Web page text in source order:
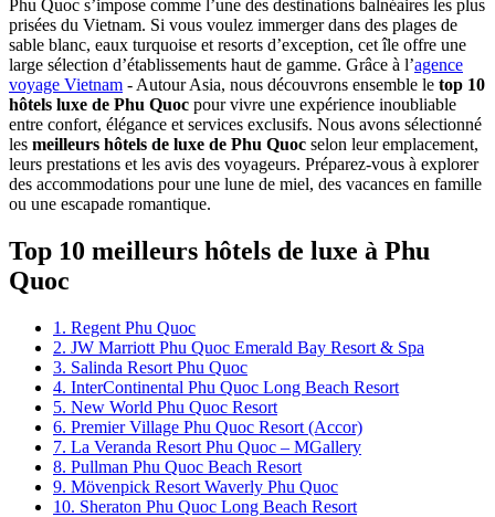
Phu Quoc s’impose comme l’une des destinations balnéaires les plus
prisées du Vietnam. Si vous voulez immerger dans des plages de
sable blanc, eaux turquoise et resorts d’exception, cet île offre une
large sélection d’établissements haut de gamme. Grâce à l’agence
voyage Vietnam - Autour Asia, nous découvrons ensemble le top 10
hôtels luxe de Phu Quoc pour vivre une expérience inoubliable
entre confort, élégance et services exclusifs. Nous avons sélectionné
les meilleurs hôtels de luxe de Phu Quoc selon leur emplacement,
leurs prestations et les avis des voyageurs. Préparez-vous à explorer
des accommodations pour une lune de miel, des vacances en famille
ou une escapade romantique.
Top 10 meilleurs hôtels de luxe à Phu
Quoc
1. Regent Phu Quoc
2. JW Marriott Phu Quoc Emerald Bay Resort & Spa
3. Salinda Resort Phu Quoc
4. InterContinental Phu Quoc Long Beach Resort
5. New World Phu Quoc Resort
6. Premier Village Phu Quoc Resort (Accor)
7. La Veranda Resort Phu Quoc – MGallery
8. Pullman Phu Quoc Beach Resort
9. Mövenpick Resort Waverly Phu Quoc
10. Sheraton Phu Quoc Long Beach Resort